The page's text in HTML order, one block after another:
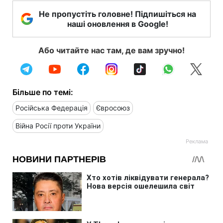
Не пропустіть головне! Підпишіться на
наші оновлення в Google!
Або читайте нас там, де вам зручно!
Більше по темі:
Російська Федерація Євросоюз
Війна Росії проти України